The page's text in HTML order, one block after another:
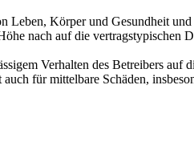
Leben, Körper und Gesundheit
nach auf die vertragstypischen
Verhalten des Betreibers auf
für mittelbare Schäden,